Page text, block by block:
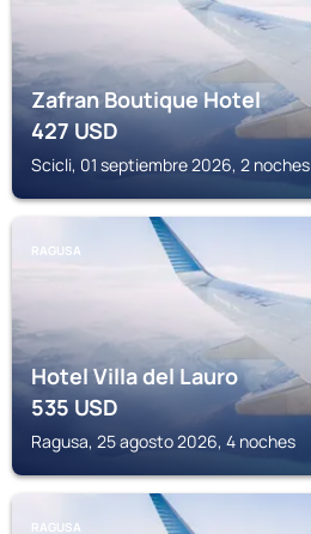
Zafran Boutique Hotel
427USD
Scicli, 01 septiembre 2026, 2 noches
RAGUSA
Hotel Villa del Lauro
535USD
Ragusa, 25 agosto 2026, 4 noches
RAGUSA